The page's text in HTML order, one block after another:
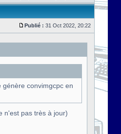
Publié : 31 Oct 2022, 20:22
convimgcpc en
n'est pas très à jour)